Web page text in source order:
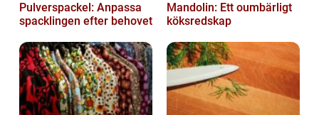
Pulverspackel: Anpassa
spacklingen efter behovet
Mandolin: Ett oumbärligt
köksredskap